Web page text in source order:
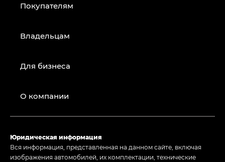
Покупателям
Владельцам
Для бизнеса
О компании
Юридическая информация
Вся информация, представленная на данном сайте, включая
изображения автомобилей, их комплектации, технические